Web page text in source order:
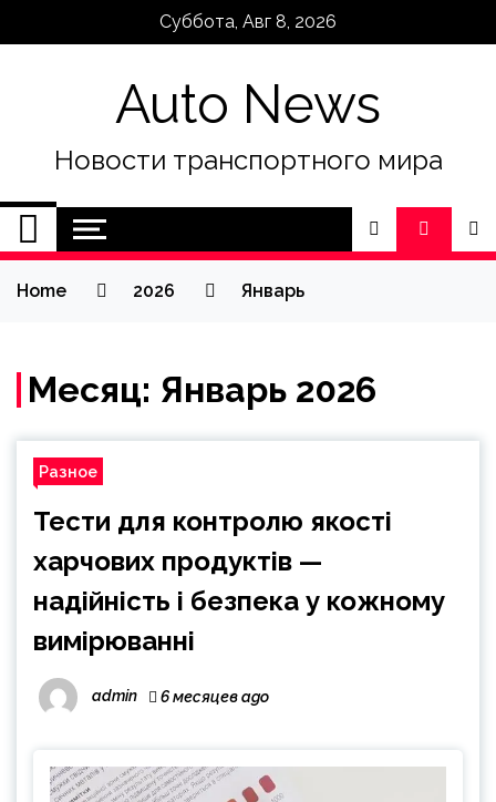
Суббота, Авг 8, 2026
Auto News
Новости транспортного мира
Home 2026 Январь
Месяц: Январь 2026
Разное
Тести для контролю якості
харчових продуктів —
надійність і безпека у кожному
вимірюванні
admin 6 месяцев ago